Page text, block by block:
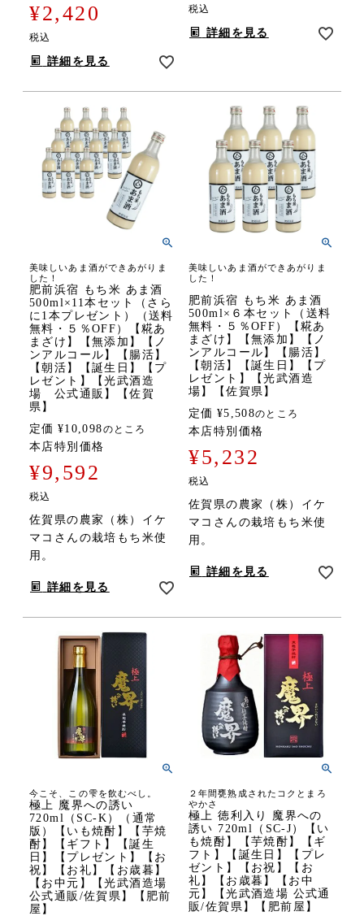
¥2,420
税込
詳細を見る
税込
詳細を見る
美味しいあま酒ができあがりま
した！
肥前浜宿 もち米 あま酒
500ml×11本セット（さら
に1本プレゼント）（送料
無料・５％OFF）【糀あ
まざけ】【無添加】【ノ
ンアルコール】【腸活】
【朝活】【誕生日】【プ
レゼント】【光武酒造
場 公式通販】【佐賀
県】
定価 ¥10,098のところ
本店特別価格
¥9,592
税込
佐賀県の農家（株）イケ
マコさんの栽培もち米使
用。
詳細を見る
美味しいあま酒ができあがりま
した！
肥前浜宿 もち米 あま酒
500ml×６本セット（送料
無料・５％OFF）【糀あ
まざけ】【無添加】【ノ
ンアルコール】【腸活】
【朝活】【誕生日】【プ
レゼント】【光武酒造
場】【佐賀県】
定価 ¥5,508のところ
本店特別価格
¥5,232
税込
佐賀県の農家（株）イケ
マコさんの栽培もち米使
用。
詳細を見る
今こそ、この雫を飲むべし。
極上 魔界への誘い
720ml（SC-K）（通常
版）【いも焼酎】【芋焼
酎】【ギフト】【誕生
日】【プレゼント】【お
祝】【お礼】【お歳暮】
【お中元】【光武酒造場
公式通販/佐賀県】【肥前
屋】
２年間甕熟成されたコクとまろ
やかさ
極上 徳利入り 魔界への
誘い 720ml（SC-J）【い
も焼酎】【芋焼酎】【ギ
フト】【誕生日】【プレ
ゼント】【お祝】【お
礼】【お歳暮】【お中
元】【光武酒造場 公式通
販/佐賀県】【肥前屋】